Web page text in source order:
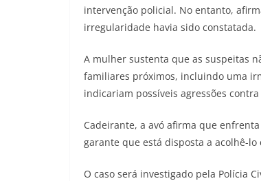
intervenção policial. No entanto,
irregularidade havia sido constatada.
A mulher sustenta que as suspeitas
familiares próximos, incluindo uma
indicariam possíveis agressões
Cadeirante, a avó afirma que
garante que está disposta a acolhê-
O caso será investigado pela Polícia